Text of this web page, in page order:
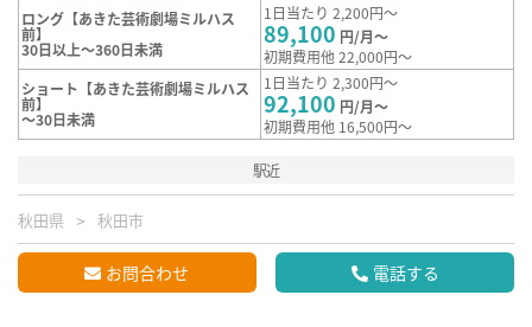
ロング【あきた芸術劇場ミルハス
前】
30日以上～360日未満
1日当たり 2,200円～
89,100 円/月～
初期費用他 22,000円～
ショート【あきた芸術劇場ミルハス
前】
～30日未満
1日当たり 2,300円～
92,100 円/月～
初期費用他 16,500円～
駅近
秋田県 秋田市
お問合わせ 電話する